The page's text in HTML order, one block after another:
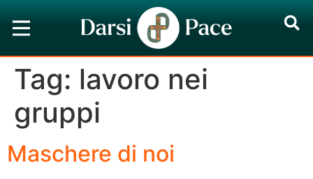
Tag: lavoro nei
gruppi
Maschere di noi